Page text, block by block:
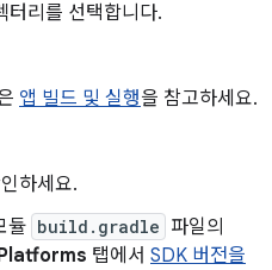
터리를 선택합니다.
앱 빌드 및 실행을 참고하세요.
하세요.
듈 build.gradle 파일의
탭에서 SDK 버전을